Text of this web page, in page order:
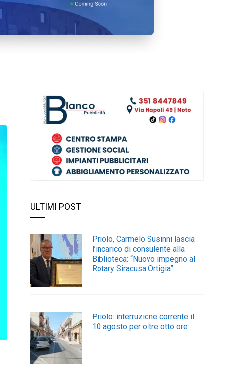
ULTIMI POST
Priolo, Carmelo Susinni lascia
l’incarico di consulente alla
Biblioteca: “Nuovo impegno al
Rotary Siracusa Ortigia”
Priolo: interruzione corrente il
10 agosto per oltre otto ore